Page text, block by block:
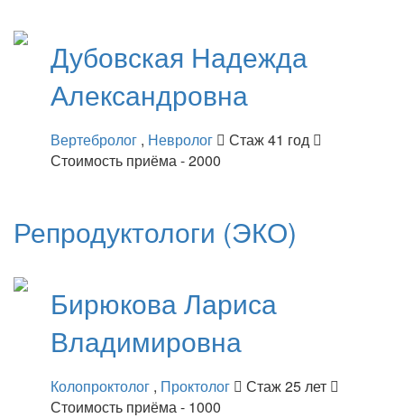
Дубовская Надежда
Александровна
Вертебролог , Невролог
Стаж 41 год
Стоимость приёма - 2000
Репродуктологи (ЭКО)
БирюковаЛариса
Владимировна
Колопроктолог , Проктолог
Стаж 25 лет
Стоимость приёма - 1000